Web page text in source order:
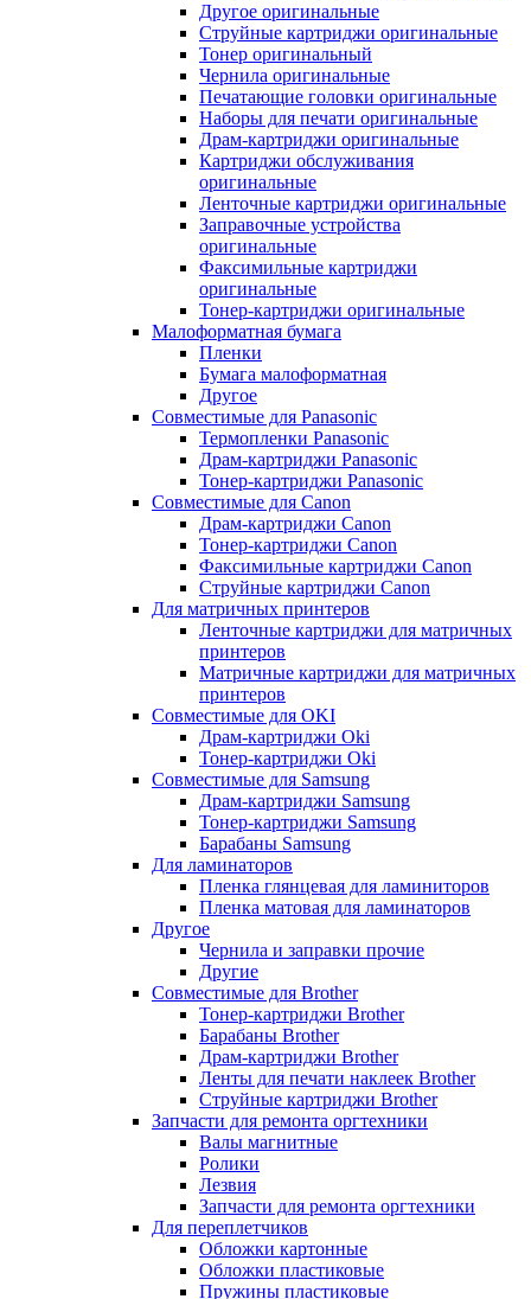
Другое оригинальные
Струйные картриджи оригинальные
Тонер оригинальный
Чернила оригинальные
Печатающие головки оригинальные
Наборы для печати оригинальные
Драм-картриджи оригинальные
Картриджи обслуживания
оригинальные
Ленточные картриджи оригинальные
Заправочные устройства
оригинальные
Факсимильные картриджи
оригинальные
Тонер-картриджи оригинальные
Малоформатная бумага
Пленки
Бумага малоформатная
Другое
Совместимые для Panasonic
Термопленки Panasonic
Драм-картриджи Panasonic
Тонер-картриджи Panasonic
Совместимые для Canon
Драм-картриджи Canon
Тонер-картриджи Canon
Факсимильные картриджи Canon
Струйные картриджи Canon
Для матричных принтеров
Ленточные картриджи для матричных
принтеров
Матричные картриджи для матричных
принтеров
Совместимые для OKI
Драм-картриджи Oki
Тонер-картриджи Oki
Совместимые для Samsung
Драм-картриджи Samsung
Тонер-картриджи Samsung
Барабаны Samsung
Для ламинаторов
Пленка глянцевая для ламиниторов
Пленка матовая для ламинаторов
Другое
Чернила и заправки прочие
Другие
Совместимые для Brother
Тонер-картриджи Brother
Барабаны Brother
Драм-картриджи Brother
Ленты для печати наклеек Brother
Струйные картриджи Brother
Запчасти для ремонта оргтехники
Валы магнитные
Ролики
Лезвия
Запчасти для ремонта оргтехники
Для переплетчиков
Обложки картонные
Обложки пластиковые
Пружины пластиковые